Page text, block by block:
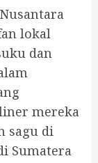
lokal
dan
mereka
sagu di
Sumatera